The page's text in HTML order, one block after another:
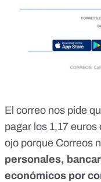
El correo nos pide
pagar los 1,17 euros
ojo porque Correos
personales,
económicos por